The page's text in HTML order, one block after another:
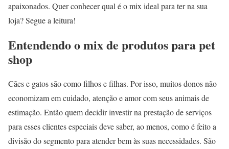
apaixonados. Quer conhecer qual é o mix ideal para ter na sua
loja?Segue a leitura!
Entendendo o mix de produtos para pet
shop
Cães e gatos são como filhos e filhas. Por isso, muitos donos não
economizam em cuidado, atenção e amor com seus animais de
estimação. Então quem decidir investir na prestação de serviços
para esses clientes especiais deve saber, ao menos, como é feito a
divisão do segmento para atender bem às suas necessidades. São